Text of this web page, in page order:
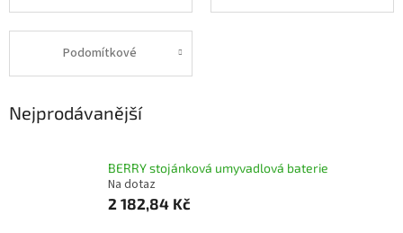
Podomítkové
Nejprodávanější
BERRY stojánková umyvadlová baterie
Na dotaz
2 182,84 Kč